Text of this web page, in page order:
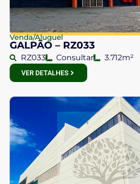
Venda/Aluguel
GALPÃO – RZ033
RZ033 Consultar 3.712m²
VER DETALHES